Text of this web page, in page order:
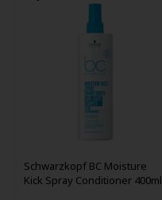
Schwarzkopf BC Moisture
Kick Spray Conditioner 400ml